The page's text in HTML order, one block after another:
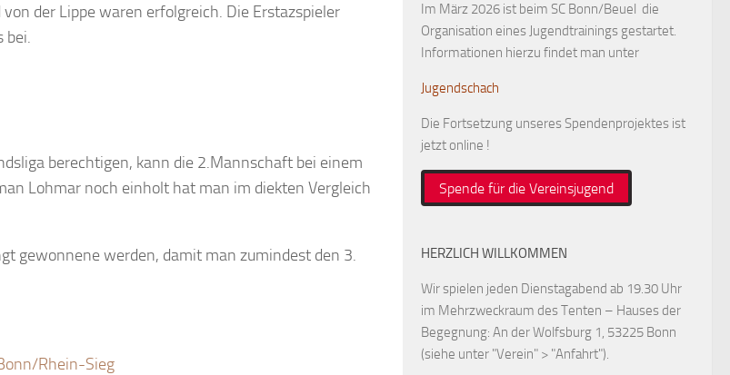
der Lippe waren erfolgreich. Die Erstazspieler
bei.
berechtigen, kann die 2.Mannschaft bei einem
Lohmar noch einholt hat man im diekten Vergleich
gewonnene werden, damit man zumindest den 3.
Rhein-Sieg
Im März 2026 ist beim SC Bonn/Beuel die
Organisation eines Jugendtrainings gestartet.
Informationen hierzu findet man unter
Jugendschach
Die Fortsetzung unseres Spendenprojektes ist
jetzt online !
Spende für die Vereinsjugend
HERZLICH WILLKOMMEN
Wir spielen jeden Dienstagabend ab 19.30 Uhr
im Mehrzweckraum des Tenten – Hauses der
Begegnung: An der Wolfsburg 1, 53225 Bonn
(siehe unter "Verein" > "Anfahrt").